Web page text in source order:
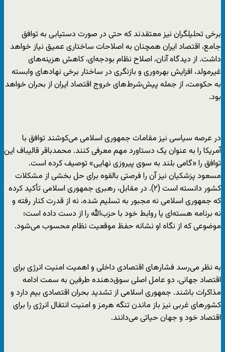
برخی تحلیلگران نیز معتقدند که حتی در صورت دستیابی به توافق
جامع، اقتصاد ایران همچنان به اصلاحات ساختاری عمیق نیاز خواهد
داشت. از دیدگاه آنان، اصلاح نظام بودجه‌ای، کاهش هزینه‌های
غیرمولد، افزایش بهره‌وری و بازنگری در ساختار برخی نهادهای وابسته
به حکومت، از جمله پیش‌شرط‌های خروج اقتصاد ایران از بحران خواهد
بود.
در عرصه سیاسی نیز مقامات جمهوری اسلامی می‌کوشند توافق با
آمریکا را به عنوان یک دستاورد مهم معرفی کنند. محمدباقر قالیباف این
توافق را «گامی بلند به سوی پیروزی نهایی» توصیف کرده است.
مسعود پزشکیان نیز آن را فرصتی بالقوه برای حل بخشی از مشکلات
کشور دانسته است (۲). در مقابل، رهبری جمهوری اسلامی تأکید کرده
که جمهوری اسلامی نه مجبور به تسلیم شده، نه از قدرت کنار رفته و
نه برنامه هسته‌ای یا روابط خود با حزب‌الله را از دست داده است؛
موضوعی که از نگاه او نشانه حفظ موقعیت نظام محسوب می‌شود.
به نظر می‌رسد فشارهای اقتصادی داخلی و اهمیت امنیت انرژی برای
اقتصاد جهانی، دو عامل اصلی سوق‌دهنده طرفین به سمت ادامه
مذاکرات باشند. جمهوری اسلامی از تشدید بحران اقتصادی بیم دارد و
کشورهای غربی نیز باز ماندن تنگه هرمز و امنیت انتقال انرژی را برای
اقتصاد خود و جهان حیاتی می‌دانند.